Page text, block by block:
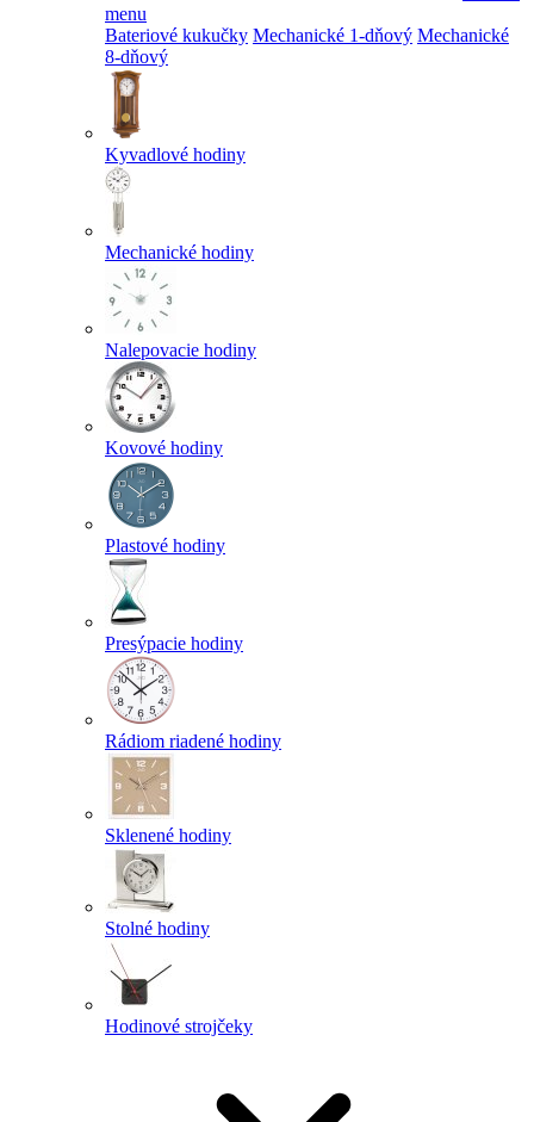
menu
Bateriové kukučky Mechanické 1-dňový Mechanické
8-dňový
Kyvadlové hodiny
Mechanické hodiny
Nalepovacie hodiny
Kovové hodiny
Plastové hodiny
Presýpacie hodiny
Rádiom riadené hodiny
Sklenené hodiny
Stolné hodiny
Hodinové strojčeky